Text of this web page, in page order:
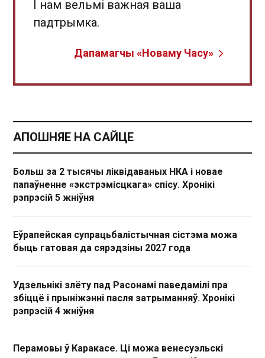
І нам вельмі важная ваша
падтрымка.
Дапамагчы «Новаму Часу»
АПОШНЯЕ НА САЙЦЕ
Больш за 2 тысячы ліквідаваных НКА і новае
папаўненне «экстрэмісцкага» спісу. Хронікі
рэпрэсій 5 жніўня
Еўрапейская супрацьбалістычная сістэма можа
быць гатовая да сярэдзіны 2027 года
Удзельнікі злёту пад Расонамі паведамілі пра
збіццё і прыніжэнні пасля затрыманняў. Хронікі
рэпрэсій 4 жніўня
Перамовы ў Каракасе. Ці можа венесуэльскі